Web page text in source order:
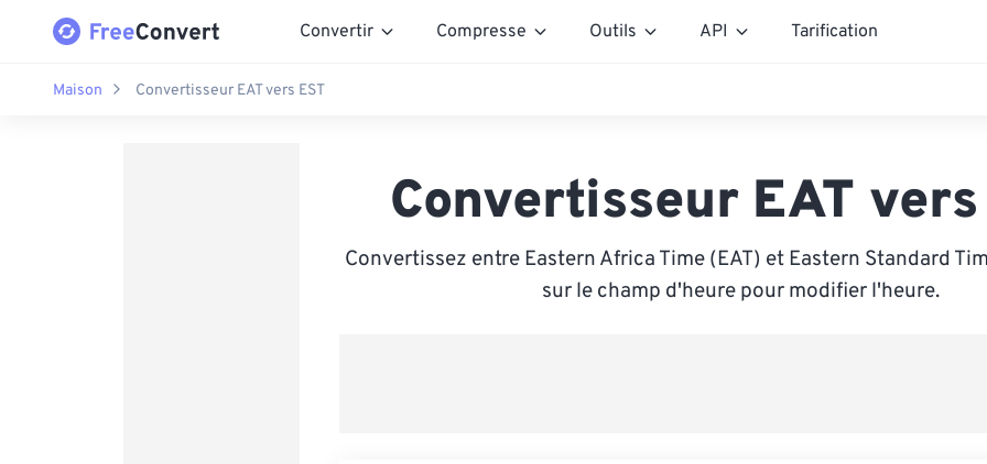
Convertir Compresse Outils API Tarification
Maison Convertisseur EAT vers EST
Convertisseur EAT vers
Convertissez entre Eastern Africa Time (EAT) et Eastern Standard
sur le champ d'heure pour modifier l'heure.